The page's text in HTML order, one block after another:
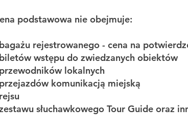
podstawowa nie obejmuje:
rejestrowanego - cena na
wstępu do zwiedzanych obiektów
lokalnych
komunikacją miejską
słuchawkowego Tour Guide oraz